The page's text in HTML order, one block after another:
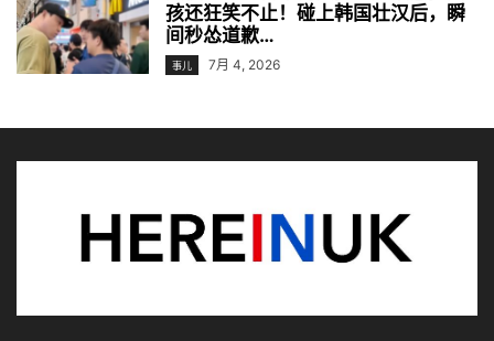
孩还狂笑不止！碰上韩国壮汉后，瞬
间秒怂道歉…
事儿 7月 4, 2026